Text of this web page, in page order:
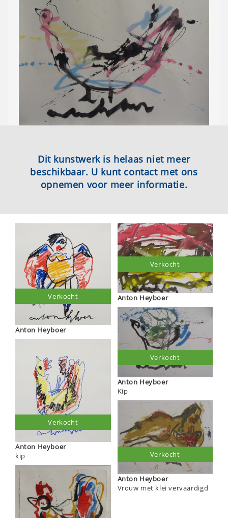
Dit kunstwerk is helaas niet meer
beschikbaar. U kunt contact met ons
opnemen voor meer informatie.
Anton Heyboer
Verkocht
Anton Heyboer
kip
Verkocht
Anton Heyboer
Verkocht
Anton Heyboer
Kip
Verkocht
Anton Heyboer
Vrouw met klei vervaardigd
Verkocht